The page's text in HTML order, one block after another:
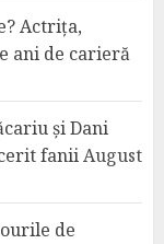
Actrița,
ani de carieră
și Dani
faniiAugust
de